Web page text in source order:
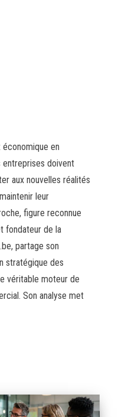
économique en
entreprises doivent
aux nouvelles réalités
leur
figure reconnue
fondateur de la
partage son
stratégique des
véritable moteur de
Son analyse met